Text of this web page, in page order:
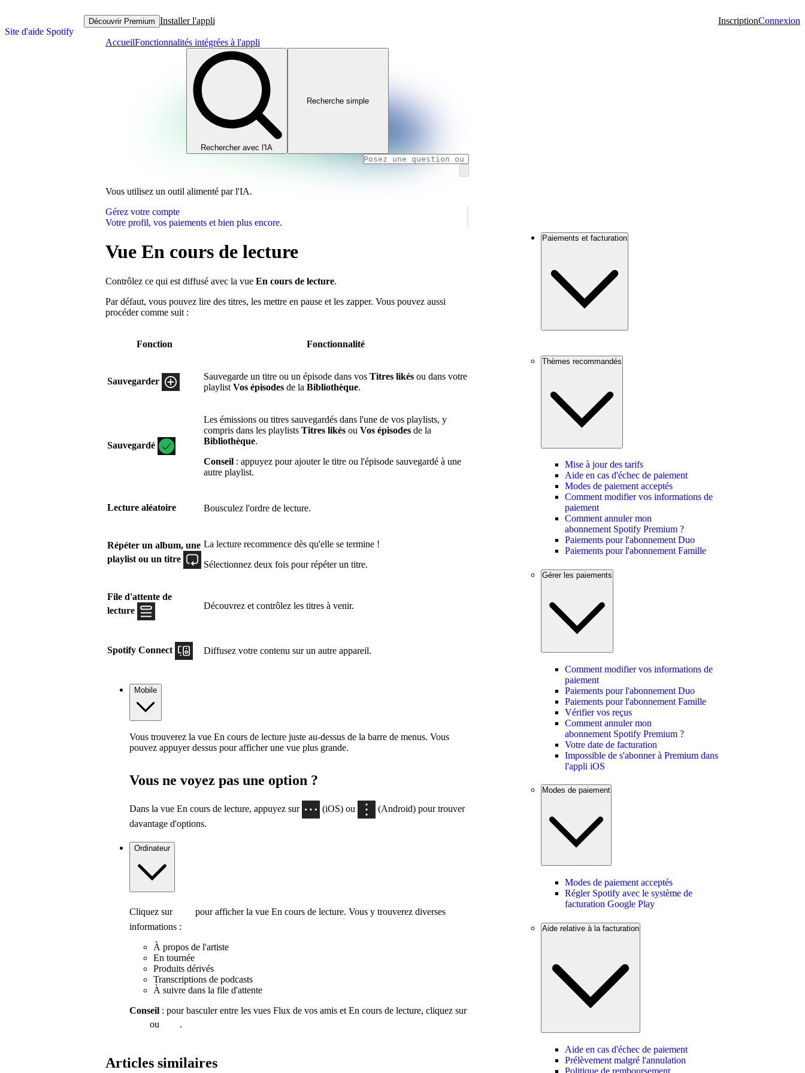
Site d'aide Spotify
Découvrir Premium Installer l'appli InscriptionConnexion
AccueilFonctionnalités intégrées à l'appli
Rechercher avec l'IA
Recherche simple
Vous utilisez un outil alimenté par l'IA.
Gérez votre compte
Votre profil, vos paiements et bien plus encore.
Vue En cours de lecture
Contrôlez ce qui est diffusé avec la vue En cours de lecture.
Par défaut, vous pouvez lire des titres, les mettre en pause et les zapper. Vous pouvez aussi
procéder comme suit :
Fonction Fonctionnalité
Sauvegarder Sauvegarde un titre ou un épisode dans vos Titres likés ou dans votre
playlist Vos épisodes de la Bibliothèque.
Sauvegardé
Les émissions ou titres sauvegardés dans l'une de vos playlists, y
compris dans les playlists Titres likés ou Vos épisodes de la
Bibliothèque.
Conseil : appuyez pour ajouter le titre ou l'épisode sauvegardé à une
autre playlist.
Lecture aléatoire Bousculez l'ordre de lecture.
Répéter un album, une
playlist ou un titre
La lecture recommence dès qu'elle se termine !
Sélectionnez deux fois pour répéter un titre.
File d'attente de
lecture
Découvrez et contrôlez les titres à venir.
Spotify Connect Diffusez votre contenu sur un autre appareil.
Mobile
Vous trouverez la vue En cours de lecture juste au-dessus de la barre de menus. Vous
pouvez appuyer dessus pour afficher une vue plus grande.
Vous ne voyez pas une option ?
Dans la vue En cours de lecture, appuyez sur (iOS) ou
(Android) pour trouver
davantage d'options.
Ordinateur
Cliquez sur
pour afficher la vue En cours de lecture. Vous y trouverez diverses
informations :
À propos de l'artiste
En tournée
Produits dérivés
Transcriptions de podcasts
À suivre dans la file d'attente
Conseil : pour basculer entre les vues Flux de vos amis et En cours de lecture, cliquez sur
ou
Articles similaires
Paiements et facturation
Thèmes recommandés
Mise à jour des tarifs
Aide en cas d'échec de paiement
Modes de paiement acceptés
Comment modifier vos informations de
paiement
Comment annuler mon
abonnement Spotify Premium ?
Paiements pour l'abonnement Duo
Paiements pour l'abonnement Famille
Gérer les paiements
Comment modifier vos informations de
paiement
Paiements pour l'abonnement Duo
Paiements pour l'abonnement Famille
Vérifier vos reçus
Comment annuler mon
abonnement Spotify Premium ?
Votre date de facturation
Impossible de s'abonner à Premium dans
l'appli iOS
Modes de paiement
Modes de paiement acceptés
Régler Spotify avec le système de
facturation Google Play
Aide relative à la facturation
Aide en cas d'échec de paiement
Prélèvement malgré l'annulation
Politique de remboursement